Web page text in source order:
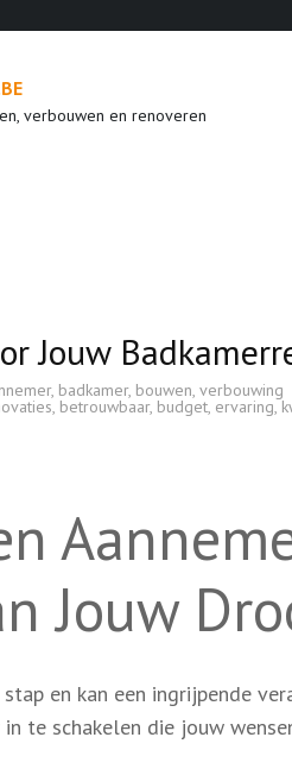
verbouwen en renoveren
Jouw
, badkamer, bouwen verbouwing
, betrouwbaar, budget, ervaring,
Jouw
en kan een ingrijpende
te schakelen die jouw